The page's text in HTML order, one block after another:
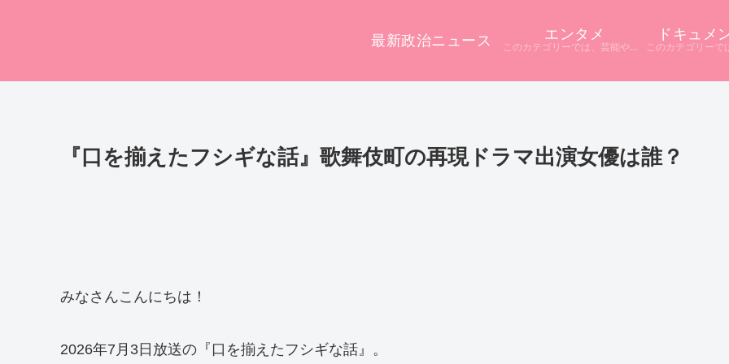
最新政治ニュース エンタメ
このカテゴリーでは、芸能やエンタメに関するニュースをまとめています。 テレビや配信サービス、SNSなど多様な情報源から話題をピックアップ。 ニュース記事だけでは分からない背景や疑問点を深掘りし、分かりやすく解説しています。
ドキュメ
『口を揃えたフシギな話』歌舞伎町の再現ドラマ出演女優は誰？
みなさんこんにちは！
2026年7月3日放送の『口を揃えたフシギな話』。